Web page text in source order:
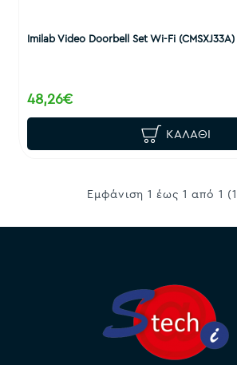
Imilab Video Doorbell Set Wi-Fi
48,26€
ΚΑΛΆΘΙ
Εμφάνιση 1 έως 1 από 1